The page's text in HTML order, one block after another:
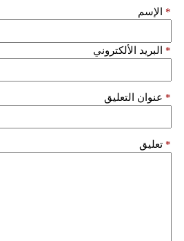
الإسم *
البريد الألكتروني *
عنوان التعليق *
تعليق *